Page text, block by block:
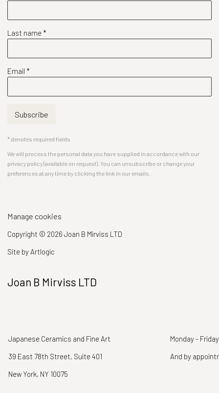
Last name *
Email *
Subscribe
* denotes required fields
We will process the personal data you have supplied in accordance with our
privacy policy (available on request). You can unsubscribe or change your
preferences at any time by clicking the link in our emails.
Manage cookies
Copyright © 2026 Joan B Mirviss LTD
Site by Artlogic
Joan B Mirviss LTD
Japanese Ceramics and Fine Art
39 East 78th Street, Suite 401
New York, NY 10075
Monday -
And by